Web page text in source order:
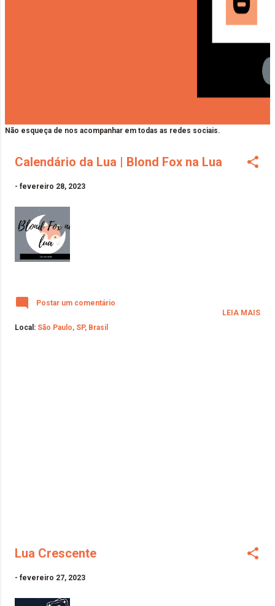
Não esqueça de nos acompanhar em todas as redes sociais.
Calendário da Lua | Blond Fox na Lua
- fevereiro 28, 2023
Postar um comentário
Local: São Paulo, SP, Brasil
LEIA MAIS
Lua Crescente
- fevereiro 27, 2023